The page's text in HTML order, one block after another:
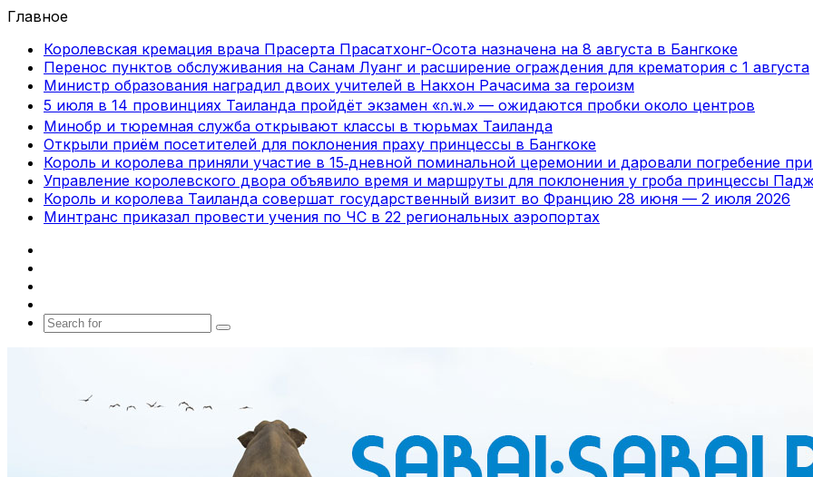
Главное
Королевская кремация врача Прасерта Прасатхонг-Осота назначена на 8 августа в Бангкоке
Перенос пунктов обслуживания на Санам Луанг и расширение ограждения для крематория с 1 августа
Министр образования наградил двоих учителей в Накхон Рачасима за героизм
5 июля в 14 провинциях Таиланда пройдёт экзамен «ก.พ.» — ожидаются пробки около центров
Минобр и тюремная служба открывают классы в тюрьмах Таиланда
Открыли приём посетителей для поклонения праху принцессы в Бангкоке
Король и королева приняли участие в 15‑дневной поминальной церемонии и даровали погребение
Управление королевского двора объявило время и маршруты для поклонения у гроба принцессы
Король и королева Таиланда совершат государственный визит во Францию 28 июня — 2 июля 2026
Минтранс приказал провести учения по ЧС в 22 региональных аэропортах
Search